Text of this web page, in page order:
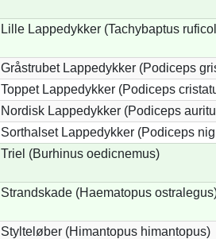
Lille Lappedykker (Tachybaptus
Gråstrubet Lappedykker (Podiceps
Toppet Lappedykker (Podiceps
Nordisk Lappedykker (Podiceps
Sorthalset Lappedykker (Podiceps
Triel (Burhinus oedicnemus)
Strandskade (Haematopus
Stylteløber (Himantopus himantopus)